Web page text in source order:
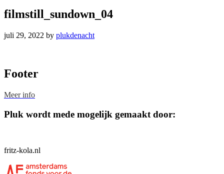
filmstill_sundown_04
juli 29, 2022 by plukdenacht
Footer
Meer info
Pluk wordt mede mogelijk gemaakt door:
fritz-kola.nl